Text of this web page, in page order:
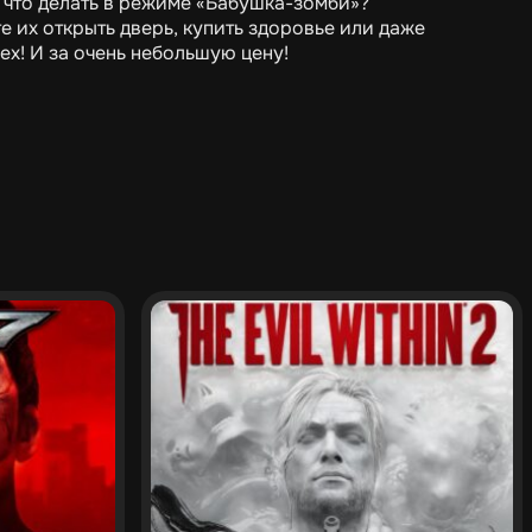
их открыть дверь, купить здоровье или даже
И за очень небольшую цену!